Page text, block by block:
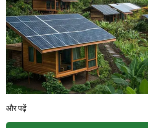
और पढ़ें